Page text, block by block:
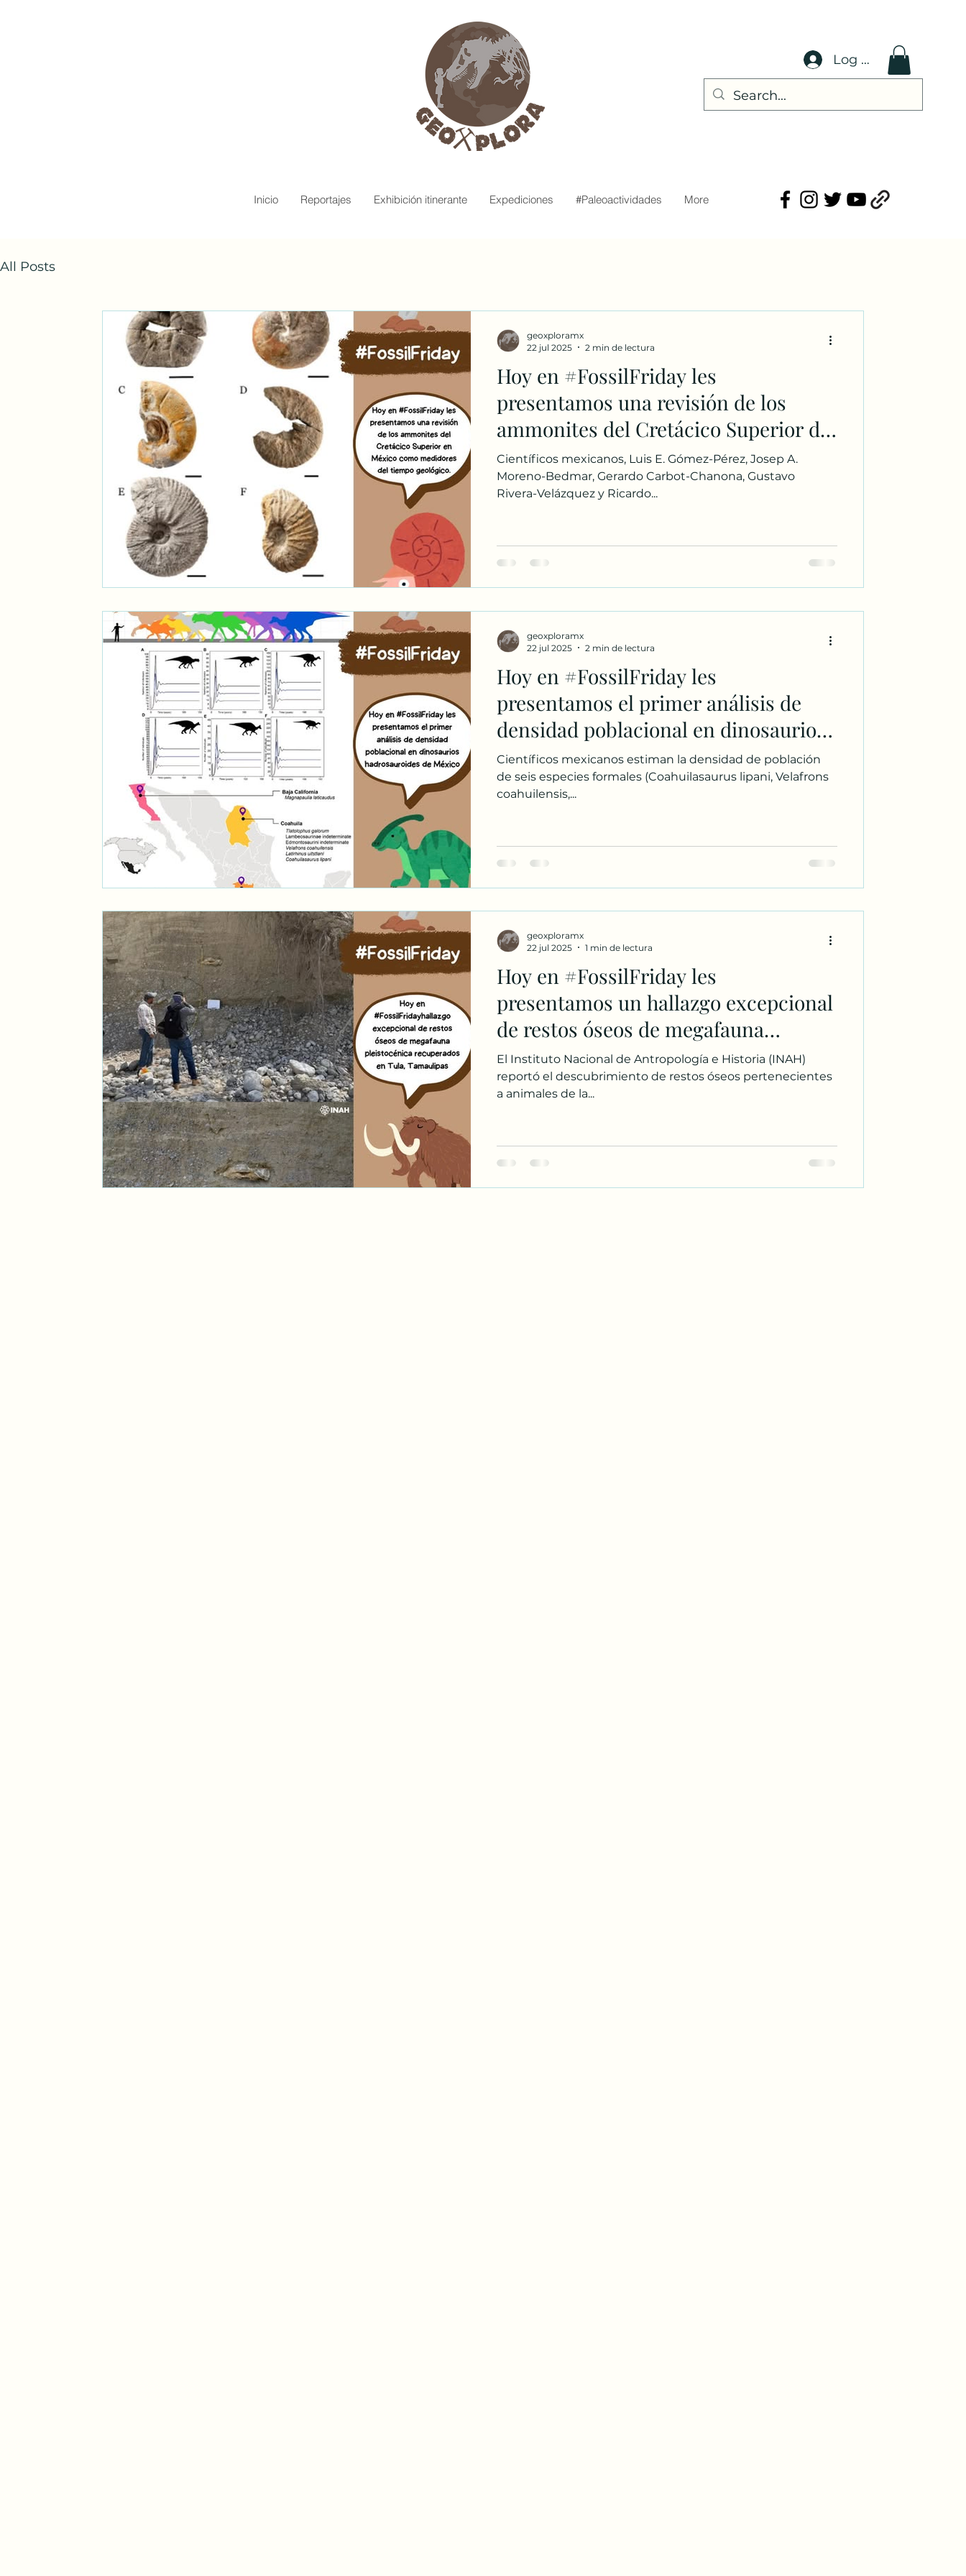
Log In
Inicio Reportajes Exhibición itinerante Expediciones #Paleoactividades More
All Posts
Hoy en #FossilFriday les
presentamos una revisión de los
ammonites del Cretácico Superior del
centro y sur de México como
medidores del tiempo geológico 🐚🕐.
Científicos mexicanos, Luis E. Gómez-Pérez, Josep A.
Moreno-Bedmar, Gerardo Carbot-Chanona, Gustavo
Rivera-Velázquez y Ricardo...
geoxploramx
22 jul 2025
2 min de lectura
Hoy en #FossilFriday les
presentamos el primer análisis de
densidad poblacional en dinosaurios
hadrosauroides del Cretácico tardío
de México 🇲🇽 📊.
Científicos mexicanos estiman la densidad de población
de seis especies formales (Coahuilasaurus lipani, Velafrons
coahuilensis,...
geoxploramx
22 jul 2025
2 min de lectura
Hoy en #FossilFriday les
presentamos un hallazgo excepcional
de restos óseos de megafauna
pleistocénica recuperados en Tula,
Tamaulipas 🐘🇲🇽.
El Instituto Nacional de Antropología e Historia (INAH)
reportó el descubrimiento de restos óseos pertenecientes
a animales de la...
geoxploramx
22 jul 2025
1 min de lectura